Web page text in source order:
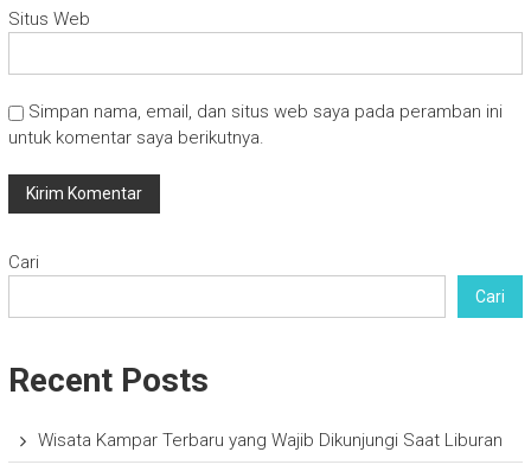
Situs Web
Simpan nama, email, dan situs web saya pada peramban ini
untuk komentar saya berikutnya.
Cari
Cari
Recent Posts
Wisata Kampar Terbaru yang Wajib Dikunjungi Saat Liburan